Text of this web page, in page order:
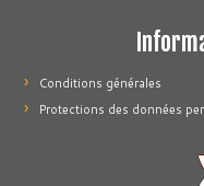
Conditions générales
Protections des données